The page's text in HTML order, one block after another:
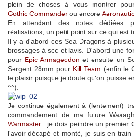
plein de choses à vous montrer
Gothic Commander ou encore
En attendant des notes dédiées
réalisations, un petit point sur ce qui est
Il y a d'abord des Sea Dragons à
brossages à sec et lavis. D'abord une
pour Epic Armageddon et ensuite un
Sergent 28mm pour Kill Team (enfin le
le plaisir puisque je doute qu'on puisse
^^).
Je continue également à (lentement)
commandement de ma future
Warmaster : je dois peindre un premier
l'avoir décapé et monté, je suis en